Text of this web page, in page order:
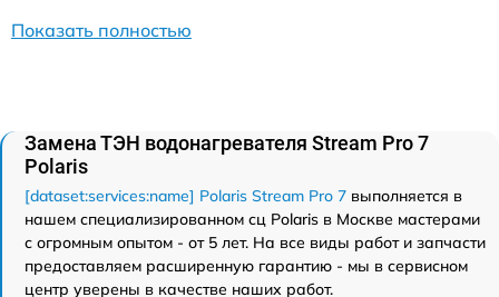
Показать полностью
Замена ТЭН водонагревателя Stream Pro 7
Polaris
[dataset:services:name] Polaris Stream Pro 7 выполняется в
нашем специализированном сц Polaris в Москве мастерами
с огромным опытом - от 5 лет. На все виды работ и запчасти
предоставляем расширенную гарантию - мы в сервисном
центр уверены в качестве наших работ.